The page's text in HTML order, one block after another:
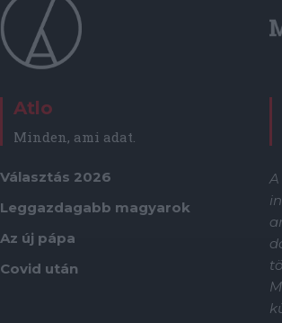
Atlo
Minden, ami adat.
Választás 2026
Leggazdagabb magyarok
Az új pápa
Covid után